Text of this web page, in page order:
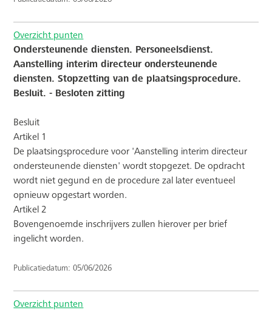
Overzicht punten
Ondersteunende diensten. Personeelsdienst.
Aanstelling interim directeur ondersteunende
diensten. Stopzetting van de plaatsingsprocedure.
Besluit. - Besloten zitting
Besluit
Artikel 1
De plaatsingsprocedure voor 'Aanstelling interim directeur
ondersteunende diensten' wordt stopgezet. De opdracht
wordt niet gegund en de procedure zal later eventueel
opnieuw opgestart worden.
Artikel 2
Bovengenoemde inschrijvers zullen hierover per brief
ingelicht worden.
Publicatiedatum: 05/06/2026
Overzicht punten